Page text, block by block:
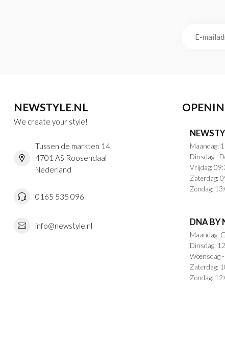
NEWSTYLE.NL
We create your style!
Tussen de markten 14
4701 AS Roosendaal
Nederland
0165 535 096
info@newstyle.nl
Maandag:
Dinsdag -
Vrijdag:
Zaterdag:
Zondag:
DNA BY
Maandag:
Dinsdag:
Woensdag
Zaterdag:
Zondag: